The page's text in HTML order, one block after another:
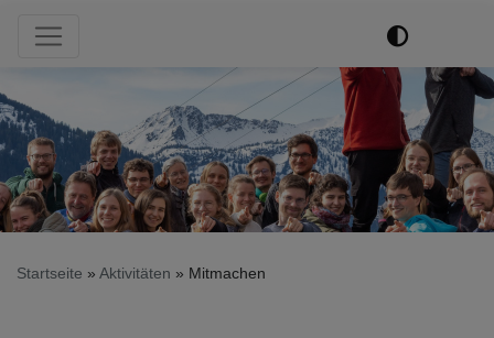
Hauptnavigation
Startseite Aktivitäten Mitmachen